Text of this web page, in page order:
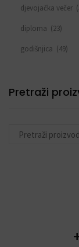
djevojačka večer
diploma (23)
godišnjica (49)
DEKORACIJE S
DODACI ZA
Pretraži